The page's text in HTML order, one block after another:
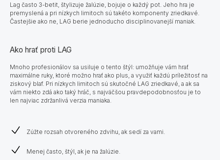
Lag často 3-betit, štylizuje žalúzie, bojuje o každý pot. Jeho hra je
premyslená a pri nízkych limitoch sú takéto komponenty zriedkavé.
Častejšie ako ne, LAG berie jednoducho disciplinovanejší maniak.
Ako hrať proti LAG
Mnoho profesionálov sa usiluje o tento štýl: umožňuje vám hrať
maximálne ruky, ktoré možno hrať ako plus, a využiť každú príležitosť na
ziskový blaf. Pri nízkych limitoch sú skutočné LAG zriedkavé, a ak sa
vám niekto zdá ako taký hráč, s najväčšou pravdepodobnosťou je to
len najviac zdržanlivá verzia maniaka.
Zúžte rozsah otvoreného zdvihu, ak sedí za vami.
Menej často, štýl, ak je na žalúzie.